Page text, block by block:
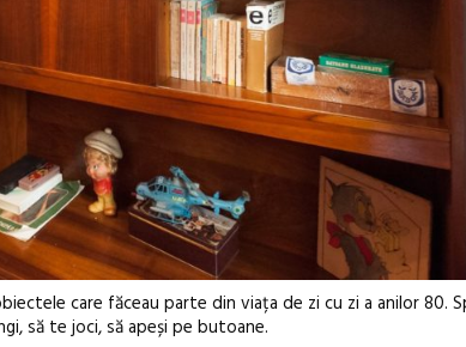
care făceau parte din viața de zi cu zi a anilor 80.
să te joci, să apeși pe butoane.